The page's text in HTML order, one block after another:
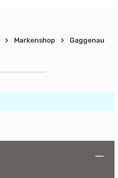
Markenshop Gaggenau